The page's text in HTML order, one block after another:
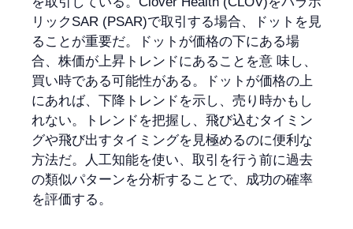
リックSAR (PSAR)で取引する場合、ドットを見
ることが重要だ。ドットが価格の下にある場
合、株価が上昇トレンドにあることを意 味し、
買い時である可能性がある。ドットが価格の上
にあれば、下降トレンドを示し、売り時かもし
れない。トレンドを把握し、飛び込むタイミン
グや飛び出すタイミングを見極めるのに便利な
方法だ。人工知能を使い、取引を行う前に過去
の類似パターンを分析することで、成功の確率
を評価する。